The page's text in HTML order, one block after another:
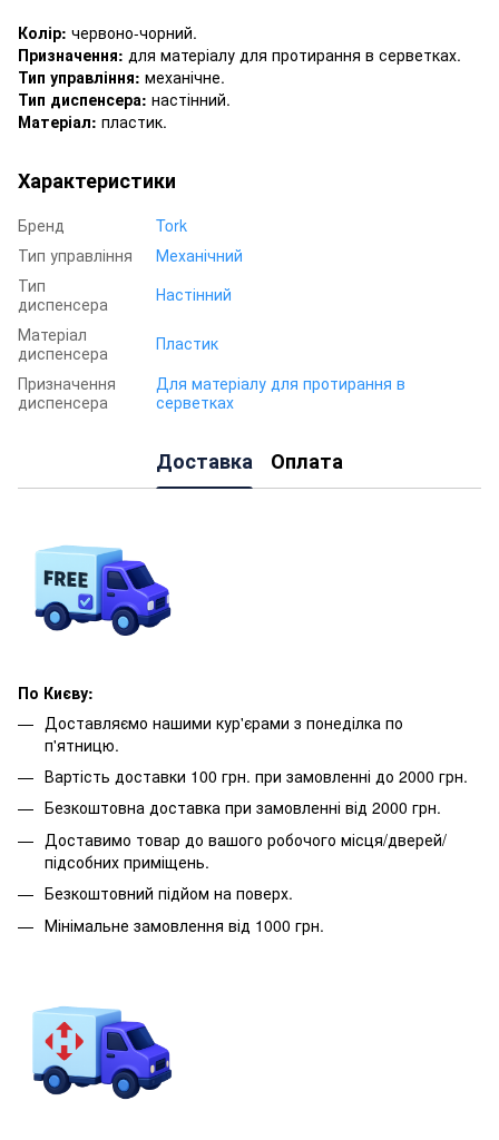
Колір: червоно-чорний.
Призначення: для матеріалу для протирання в серветках.
Тип управління: механічне.
Тип диспенсера: настінний.
Матеріал: пластик.
Характеристики
Бренд
Tork
Тип управління
Механічний
Тип
диспенсера
Настінний
Матеріал
диспенсера
Пластик
Призначення
диспенсера
Для матеріалу для протирання в
серветках
Доставка Оплата
По Києву:
Доставляємо нашими кур'єрами з понеділка по
п'ятницю.
Вартість доставки 100 грн. при замовленні до 2000 грн.
Безкоштовна доставка при замовленні від 2000 грн.
Доставимо товар до вашого робочого місця/дверей/
підсобних приміщень.
Безкоштовний підйом на поверх.
Мінімальне замовлення від 1000 грн.